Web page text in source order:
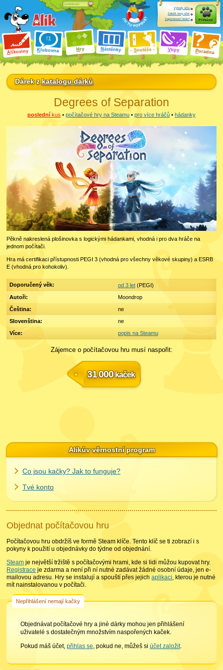
Alíkoviny Klubovna Hry Nástěnky Soutěže Vtipy Poradna
Výhody účtu
Založit nový účet
Zapomenuté heslo?
Přihlásit
Dárek zkatalogu dárků
Degrees of Separation
poslední kus • počítačové hry na Steamu • pro více hráčů • hádanky
Pěkně nakreslená plošinovka s logickými hádankami, vhodná i pro dva hráče na
jednom počítači.
Hra má certifikaci přístupnosti PEGI 3 (vhodná pro všechny věkové skupiny) a ESRB
E (vhodná pro kohokoliv).
Doporučený věk: od 3 let(PEGI)
Autoři:
Moondrop
Čeština:
ne
Slovenština:
ne
Více:
popis na Steamu
Zájemce o počítačovou hru musí naspořit:
31 000kaček
Alíkův věrnostní program
Co jsou kačky? Jak to funguje?
Tvé konto
Objednat počítačovou hru
Počítačovou hru obdržíš ve formě Steam klíče. Tento klíč se ti zobrazí i s
pokyny k použití u objednávky do týdne od objednání.
Steam je největší tržiště s počítačovými hrami, kde si lidi můžou kupovat hry.
Registrace je zdarma a není při ní nutné zadávat žádné osobní údaje, jen e-
mailovou adresu. Hry se instalují a spouští přes jejichaplikaci, kterou je nutné
mít nainstalovanou v počítači.
Nepřihlášení nemají kačky
Objednávat počítačové hry a jiné dárky mohou jen přihlášení
uživatelé s dostatečným množstvím naspořených kaček.
Pokud máš účet, přihlas se, pokud ne, můžeš si účet založit.